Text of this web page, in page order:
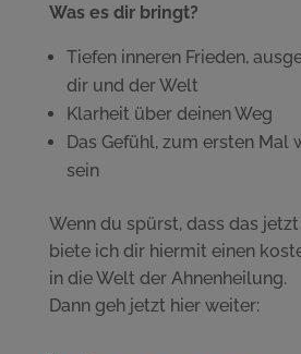
Was es dir bringt?
Tiefen inneren Frieden,
dir und der Welt
Klarheit über deinen Weg
Das Gefühl, zum ersten Mal
sein
Wenn du spürst, dass das
biete ich dir hiermit einen
in die Welt der Ahnenheilung.
Dann geh jetzt hier weiter: